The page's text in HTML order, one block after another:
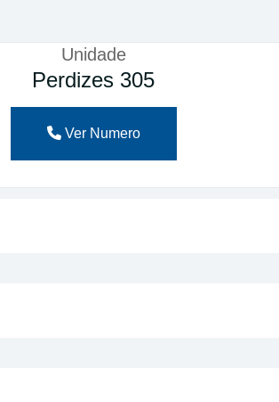
Unidade
Perdizes 305
Ver Numero